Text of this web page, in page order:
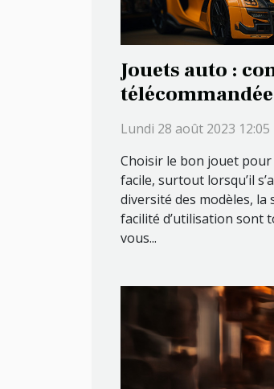
Jouets auto :
Lundi 28 août 2023 12:05
Choisir le bon jouet
facile, surtout lorsqu’il
diversité des modèles,
facilité d’utilisation sont
vous...